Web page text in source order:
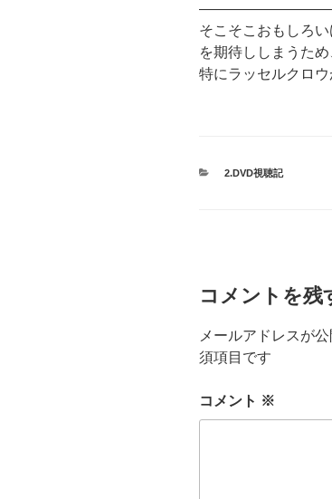
そこそこおもしろ
を期待ししまうた
特にラッセルクロ
カ
2.DVD視聴記
コメントを残
メールアドレスが
須項目です
コメント ※